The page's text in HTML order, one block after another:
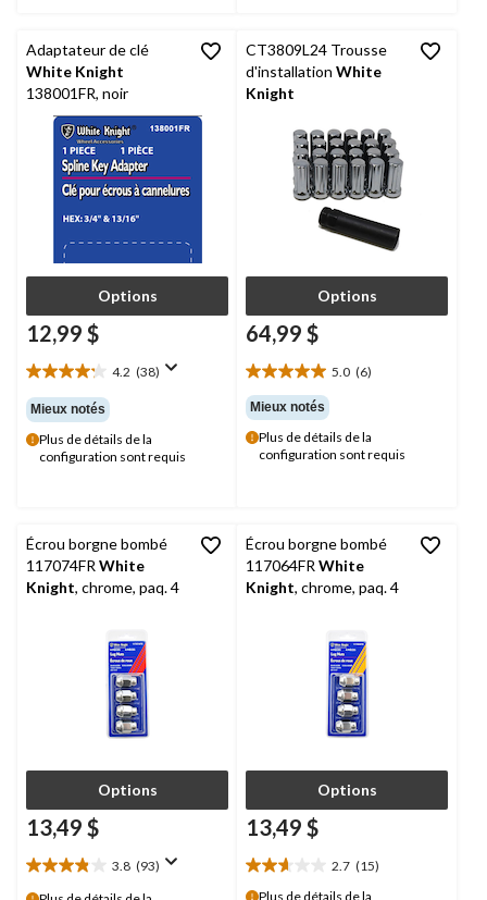
Adaptateur de clé
White Knight
138001FR, noir
Options
12,99 $
4.2 (38)
4.2
étoile(s)
sur
5.
38
Mieux notés
Plus de détails de la
configuration sont requis
CT3809L24 Trousse
d'installation White
Knight
Options
64,99 $
5.0 (6)
5.0
étoile(s)
sur
5.
Mieux notés
Plus de détails de la
configuration sont requis
Écrou borgne bombé
117074FR White
Knight, chrome, paq. 4
Options
13,49 $
3.8 (93)
3.8
étoile(s)
Écrou borgne bombé
117064FR White
Knight, chrome, paq. 4
Options
13,49 $
2.7 (15)
2.7
étoile(s)
Plus de détails de la